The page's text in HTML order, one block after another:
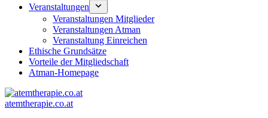
Veranstaltungen
Veranstaltungen Mitglieder
Veranstaltungen Atman
Veranstaltung Einreichen
Ethische Grundsätze
Vorteile der Mitgliedschaft
Atman-Homepage
atemtherapie.co.at